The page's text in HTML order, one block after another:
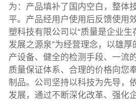
为：产品填补了国内空白，整体
平。产品经用户使用后反馈使用
塑科技有限公司以“质量是企业
发展之源泉”为经营理念，以雄
产设备、健全的检测手段、一流
质量保证体系、合理的价格向您
制品。公司坚持以科技为先导，
发展，通过不断深化改革、强化